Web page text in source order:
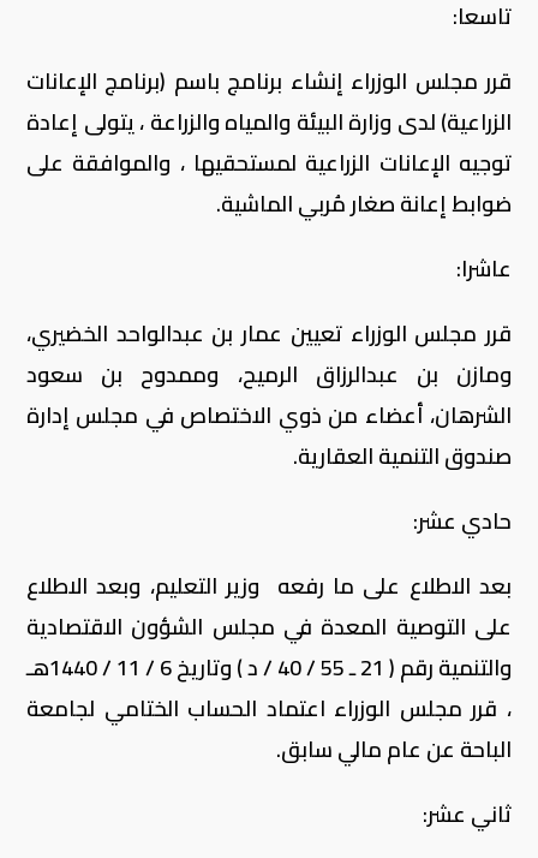
تاسعا:
قرر مجلس الوزراء إنشاء برنامج باسم (برنامج الإعانات
الزراعية) لدى وزارة البيئة والمياه والزراعة ، يتولى إعادة
توجيه الإعانات الزراعية لمستحقيها ، والموافقة على
ضوابط إعانة صغار مُربي الماشية.
عاشرا:
قرر مجلس الوزراء تعيين عمار بن عبدالواحد الخضيري،
ومازن بن عبدالرزاق الرميح، وممدوح بن سعود
الشرهان، أعضاء من ذوي الاختصاص في مجلس إدارة
صندوق التنمية العقارية.
حادي عشر:
بعد الاطلاع على ما رفعه وزير التعليم، وبعد الاطلاع
على التوصية المعدة في مجلس الشؤون الاقتصادية
والتنمية رقم ( 21 ـ 55 / 40 / د ) وتاريخ 6 / 11 / 1440هـ
، قرر مجلس الوزراء اعتماد الحساب الختامي لجامعة
الباحة عن عام مالي سابق.
ثاني عشر: